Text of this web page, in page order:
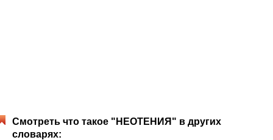
Смотреть что такое "НЕОТЕНИЯ" в других
словарях: